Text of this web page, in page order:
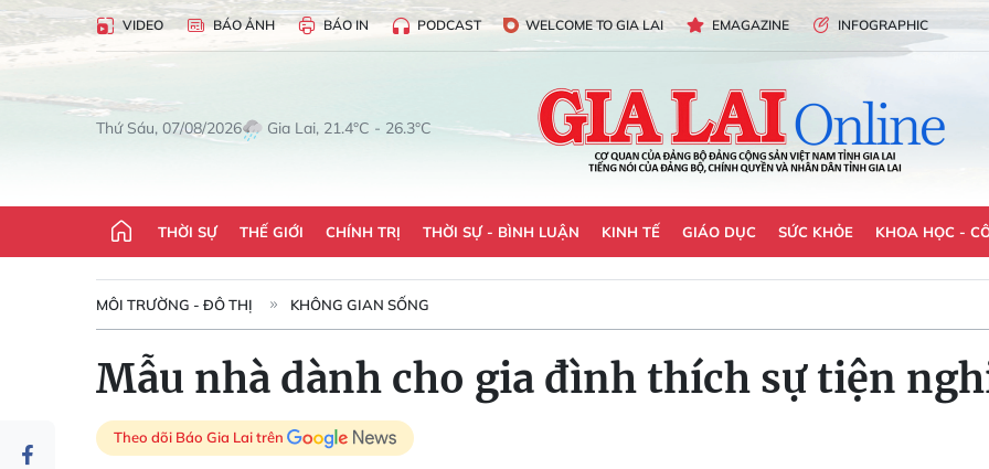
VIDEO BÁO ẢNH BÁO IN PODCAST WELCOME TO GIA LAI EMAGAZINE INFOGRAPHIC
Thứ Sáu, 07/08/2026 Gia Lai, 21.4°C - 26.3°C
THỜI SỰ THẾ GIỚI CHÍNH TRỊ THỜI SỰ - BÌNH LUẬN KINH TẾ GIÁO DỤC SỨC KHỎE KHOA HỌC -
MÔI TRƯỜNG - ĐÔ THỊ KHÔNG GIAN SỐNG
Mẫu nhà dành cho gia đình thích sự tiện
Theo dõi Báo Gia Lai trên